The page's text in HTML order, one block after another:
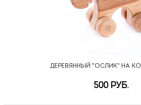
ДЕРЕВЯННЫЙ "ОСЛИК" НА
500 РУБ.